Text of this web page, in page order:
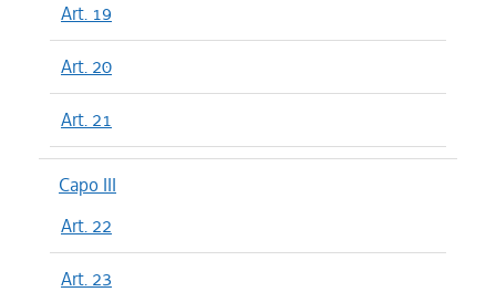
Art. 19
Art. 20
Art. 21
Capo III
Art. 22
Art. 23